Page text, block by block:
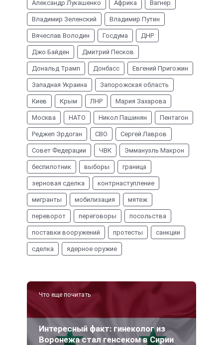
Александр Лукашенко Африка Вагнер
Владимир Зеленский Владимир Путин
Вячеслав Володин Госдума ДНР
Джо Байден Дмитрий Песков
Дональд Трамп Донбасс Евгений Пригожин
Западная Украина Запорожская область
Киев Крым ЛНР Мария Захарова
Москва НАТО Никол Пашинян Пентагон
Реджеп Эрдоган СВО Сергей Лавров
Совет Федерации ЧВК Эммануэль Макрон
беспилотник выборы граница
зерновая сделка контрнаступление
мигранты мобилизация мятеж
переворот переговоры посольства
поставки вооружений протесты санкции
сделка ядерное оружие
Что еще почитать
Интересный факт: гинеколог из
Воронежа стал генсеком в Сирии